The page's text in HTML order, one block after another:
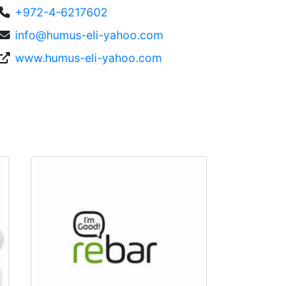
+972-4-6217602
info@humus-eli-yahoo.com
www.humus-eli-yahoo.com